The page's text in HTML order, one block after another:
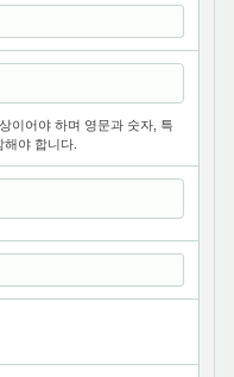
다. 처리한 개인정보
되지 않으며 이용 목적
제공에 따른 본인 식별·
인확인제 시행에 따른
을 목적으로 개인정보를
이어야 하며 영문과 숫자, 특
야 합니다.